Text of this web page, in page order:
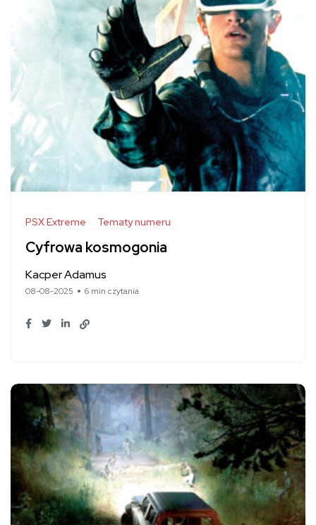
PSX Extreme Tematy numeru
Cyfrowa kosmogonia
Kacper Adamus
08-08-2025 6 min czytania